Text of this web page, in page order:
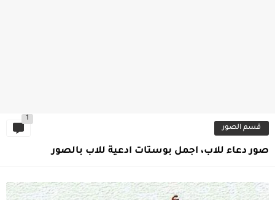
قسم الصور
1
صور دعاء للاب، اجمل بوستات ادعية للاب بالصور